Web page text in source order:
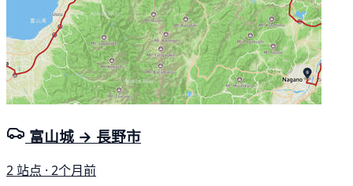
富山城 → 長野市
2 站点 · 2个月前